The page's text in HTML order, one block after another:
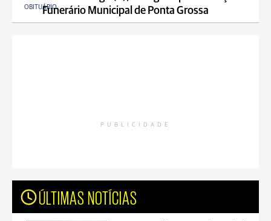
Funerário Municipal de Ponta Grossa
OBITUÁRIO
PUBLICIDADE
ÚLTIMAS NOTÍCIAS